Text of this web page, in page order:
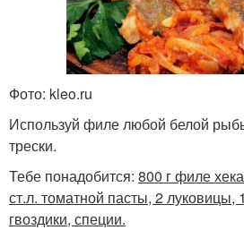
Фото: kleo.ru
Используй филе любой белой
трески.
Тебе понадобится: 800 г филе
ст.л. томатной пасты, 2 луковицы,
гвоздики, специи.